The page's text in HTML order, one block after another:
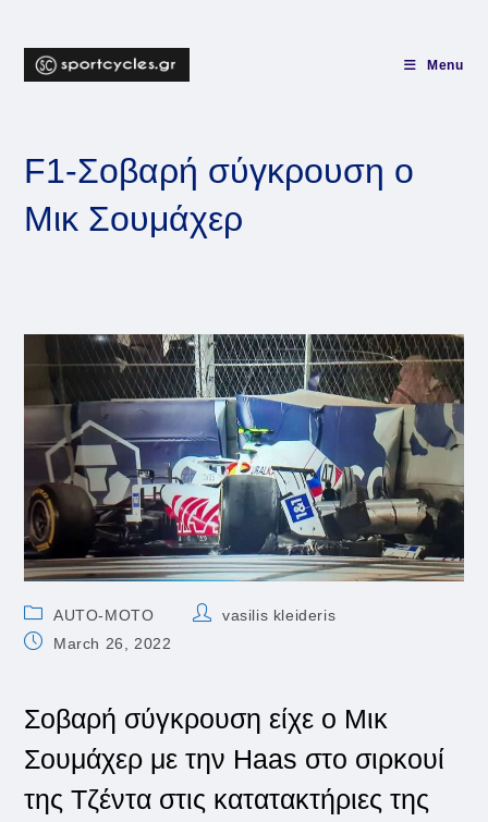
content
Menu
F1-Σοβαρή σύγκρουση ο
Μικ Σουμάχερ
Post
category:
AUTO-MOTO
Postvasilis kleideris
PostMarch 26, 2022
Σοβαρή σύγκρουση είχε ο Μικ
Σουμάχερ με την Haas στο σιρκουί
της Τζέντα στις κατατακτήριες της